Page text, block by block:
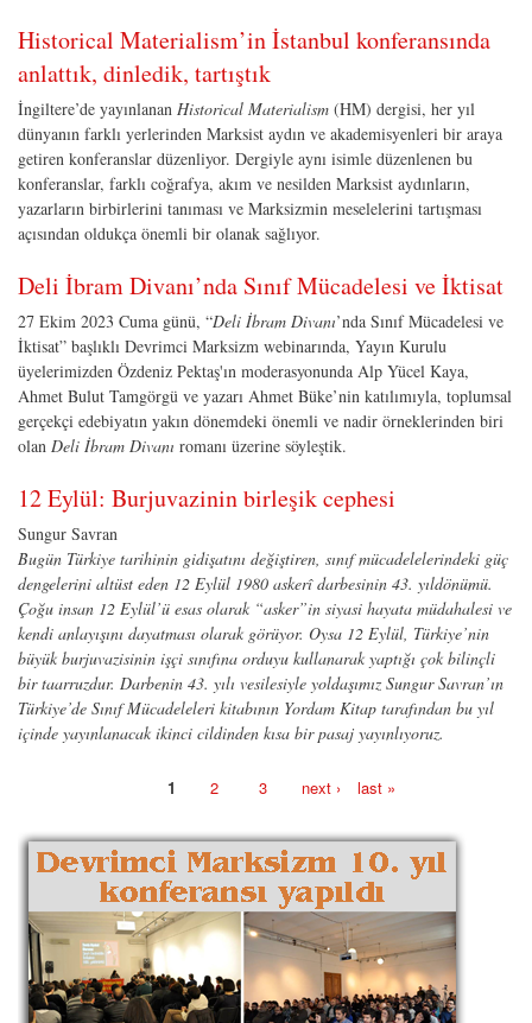
Historical Materialism’in İstanbul konferansında
anlattık, dinledik, tartıştık
İngiltere’de yayınlanan Historical Materialism (HM) dergisi, her yıl
dünyanın farklı yerlerinden Marksist aydın ve akademisyenleri bir araya
getiren konferanslar düzenliyor. Dergiyle aynı isimle düzenlenen bu
konferanslar, farklı coğrafya, akım ve nesilden Marksist aydınların,
yazarların birbirlerini tanıması ve Marksizmin meselelerini tartışması
açısından oldukça önemli bir olanak sağlıyor.
Deli İbram Divanı’nda Sınıf Mücadelesi ve İktisat
27 Ekim 2023 Cuma günü, “Deli İbram Divanı’nda Sınıf Mücadelesi ve
İktisat” başlıklı Devrimci Marksizm webinarında, Yayın Kurulu
üyelerimizden Özdeniz Pektaş'ın moderasyonunda Alp Yücel Kaya,
Ahmet Bulut Tamgörgü ve yazarı Ahmet Büke’nin katılımıyla, toplumsal
gerçekçi edebiyatın yakın dönemdeki önemli ve nadir örneklerinden biri
olan Deli İbram Divanı romanı üzerine söyleştik.
12 Eylül: Burjuvazinin birleşik cephesi
Sungur Savran
Bugün Türkiye tarihinin gidişatını değiştiren, sınıf mücadelelerindeki güç
dengelerini altüst eden 12 Eylül 1980 askerî darbesinin 43. yıldönümü.
Çoğu insan 12 Eylül’ü esas olarak “asker”in siyasi hayata müdahalesi ve
kendi anlayışını dayatması olarak görüyor. Oysa 12 Eylül, Türkiye’nin
büyük burjuvazisinin işçi sınıfına orduyu kullanarak yaptığı çok bilinçli
bir taarruzdur. Darbenin 43. yılı vesilesiyle yoldaşımız Sungur Savran’ın
Türkiye’de Sınıf Mücadeleleri kitabının Yordam Kitap tarafından bu yıl
içinde yayınlanacak ikinci cildinden kısa bir pasaj yayınlıyoruz.
1 2 3 next › last »